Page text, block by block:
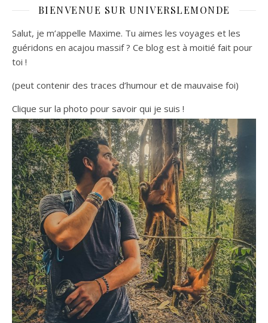
BIENVENUE SUR UNIVERSLEMONDE
Salut, je m’appelle Maxime. Tu aimes les voyages et les
guéridons en acajou massif ? Ce blog est à moitié fait pour
toi !
(peut contenir des traces d’humour et de mauvaise foi)
Clique sur la photo pour savoir qui je suis !